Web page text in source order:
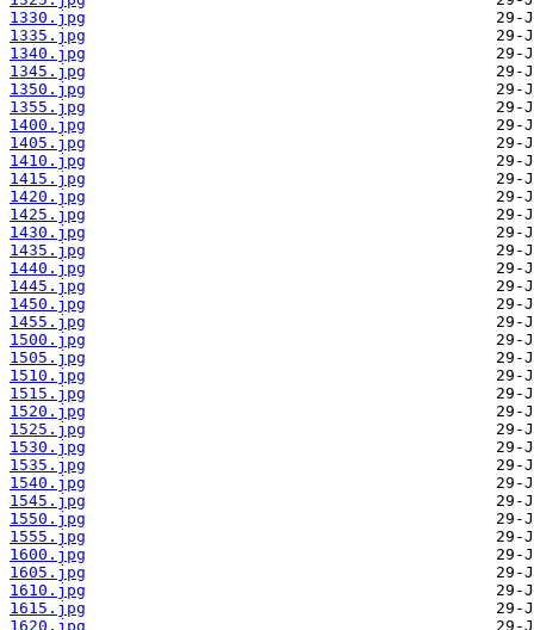
1330.jpg
1335.jpg
1340.jpg
1345.jpg
1350.jpg
1355.jpg
1400.jpg
1405.jpg
1410.jpg
1415.jpg
1420.jpg
1425.jpg
1430.jpg
1435.jpg
1440.jpg
1445.jpg
1450.jpg
1455.jpg
1500.jpg
1505.jpg
1510.jpg
1515.jpg
1520.jpg
1525.jpg
1530.jpg
1535.jpg
1540.jpg
1545.jpg
1550.jpg
1555.jpg
1600.jpg
1605.jpg
1610.jpg
1615.jpg
1620.jpg